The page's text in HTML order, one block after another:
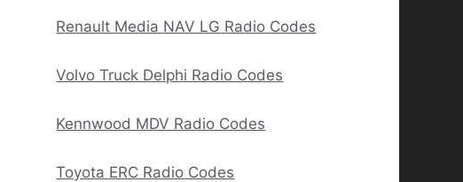
Renault Media NAV LG Radio Codes
Volvo Truck Delphi Radio Codes
Kennwood MDV Radio Codes
Toyota ERC Radio Codes